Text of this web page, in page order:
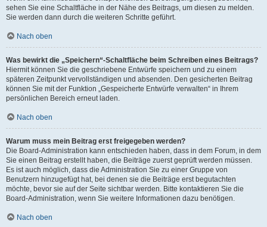
sehen Sie eine Schaltfläche in der Nähe des Beitrags, um diesen zu melden.
Sie werden dann durch die weiteren Schritte geführt.
Nach oben
Was bewirkt die „Speichern“-Schaltfläche beim Schreiben eines Beitrags?
Hiermit können Sie die geschriebene Entwürfe speichern und zu einem
späteren Zeitpunkt vervollständigen und absenden. Den gesicherten Beitrag
können Sie mit der Funktion „Gespeicherte Entwürfe verwalten“ in Ihrem
persönlichen Bereich erneut laden.
Nach oben
Warum muss mein Beitrag erst freigegeben werden?
Die Board-Administration kann entschieden haben, dass in dem Forum, in dem
Sie einen Beitrag erstellt haben, die Beiträge zuerst geprüft werden müssen.
Es ist auch möglich, dass die Administration Sie zu einer Gruppe von
Benutzern hinzugefügt hat, bei denen sie die Beiträge erst begutachten
möchte, bevor sie auf der Seite sichtbar werden. Bitte kontaktieren Sie die
Board-Administration, wenn Sie weitere Informationen dazu benötigen.
Nach oben